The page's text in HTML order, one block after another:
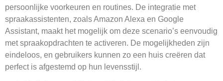
persoonlijke voorkeuren en routines. De integratie met
spraakassistenten, zoals Amazon Alexa en Google
Assistant, maakt het mogelijk om deze scenario’s eenvoudig
met spraakopdrachten te activeren. De mogelijkheden zijn
eindeloos, en gebruikers kunnen zo een huis creëren dat
perfect is afgestemd op hun levensstijl.